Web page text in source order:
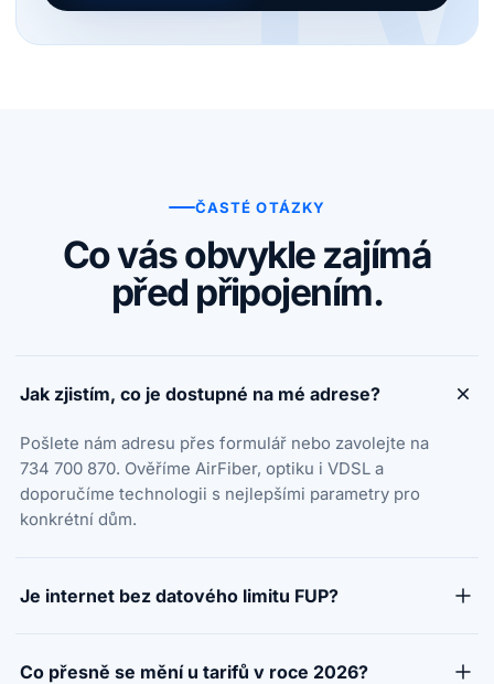
ČASTÉ OTÁZKY
Co vás obvykle zajímá
před připojením.
Jak zjistím, co je dostupné na mé adrese?
Pošlete nám adresu přes formulář nebo zavolejte na
734 700 870. Ověříme AirFiber, optiku i VDSL a
doporučíme technologii s nejlepšími parametry pro
konkrétní dům.
Je internet bez datového limitu FUP?
FUP. Nemusíte hlídat měsíční objem přenesených
Co přesně se mění u tarifů v roce 2026?